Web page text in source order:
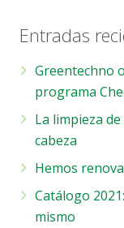
Entradas
Greentechno
programa
La limpieza
cabeza
Hemos
Catálogo
mismo